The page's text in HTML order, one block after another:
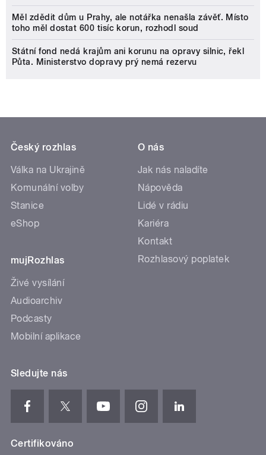
Měl zdědit dům u Prahy, ale notářka nenašla závěť. Místo
toho měl dostat 600 tisíc korun, rozhodl soud
Státní fond nedá krajům ani korunu na opravy silnic, řekl
Půta. Ministerstvo dopravy prý nemá rezervu
Český rozhlas
Válka na Ukrajině
Komunální volby
Stanice
eShop
mujRozhlas
Živé vysílání
Audioarchiv
Podcasty
Mobilní aplikace
O nás
Jak nás naladíte
Nápověda
Lidé v rádiu
Kariéra
Kontakt
Rozhlasový poplatek
Sledujte nás
Certifikováno